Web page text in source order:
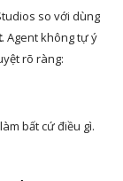
so với dùng
. Agent không tự ý
rõ ràng:
bất cứ điều gì.